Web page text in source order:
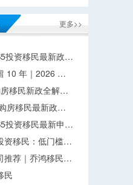
更多>>
投资移民最新政…
10 年｜2026 …
移民新政全解…
房移民最新政…
投资移民最新申…
资移民：低门槛…
推荐｜乔鸿移民…
民